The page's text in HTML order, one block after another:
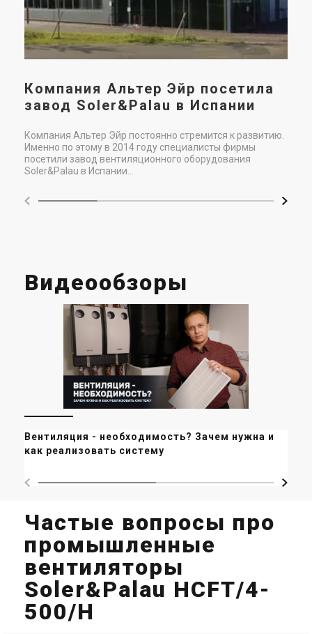
Компания Альтер Эйр посетила
завод Soler&Palau в Испании
Компания Альтер Эйр постоянно стремится к развитию.
Именно по этому в 2014 году специалисты фирмы
посетили завод вентиляционного оборудования
Soler&Palau в Испании...
Видеообзоры
Вентиляция - необходимость? Зачем нужна и
как реализовать систему
Частые вопросы про
промышленные
вентиляторы
Soler&Palau HCFT/4-
500/H